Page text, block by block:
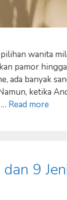
wanita
pamor
ada banyak
ketika
Read more
9